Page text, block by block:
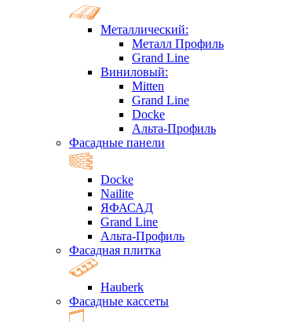
Металлический:
Металл Профиль
Grand Line
Виниловый:
Mitten
Grand Line
Docke
Альта-Профиль
Фасадные панели
Docke
Nailite
ЯФАСАД
Grand Line
Альта-Профиль
Фасадная плитка
Hauberk
Фасадные кассеты